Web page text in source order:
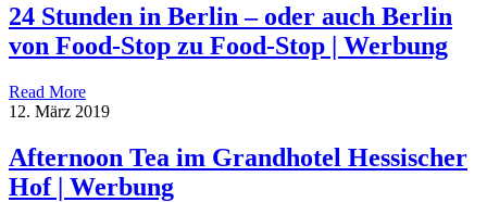
24 Stunden in Berlin – oder auch Berlin
von Food-Stop zu Food-Stop | Werbung
Read More
12. März 2019
Afternoon Tea im Grandhotel Hessischer
Hof | Werbung